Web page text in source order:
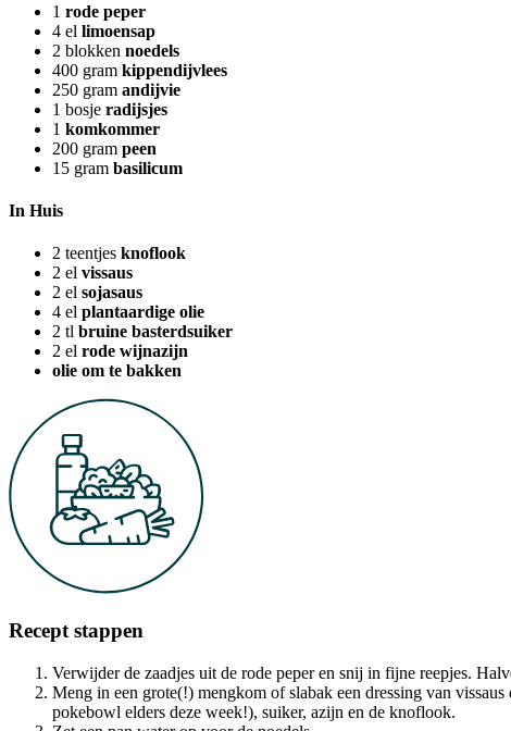
1 rode peper
4 el limoensap
2 blokken noedels
400 gram kippendijvlees
250 gram andijvie
1 bosje radijsjes
1 komkommer
200 gram peen
15 gram basilicum
In Huis
2 teentjes knoflook
2 el vissaus
2 el sojasaus
4 el plantaardige olie
2 tl bruine basterdsuiker
2 el rode wijnazijn
olie om te bakken
Recept stappen
Verwijder de zaadjes uit de rode peper en snij in fijne reepjes.
Meng in een grote(!) mengkom of slabak een dressing van
pokebowl elders deze week!), suiker, azijn en de knoflook.